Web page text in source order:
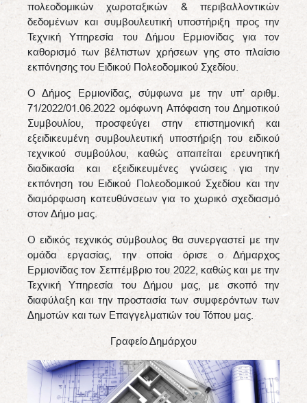
πολεοδομικών χωροταξικών & περιβαλλοντικών
δεδομένων και συμβουλευτική υποστήριξη προς την
Τεχνική Υπηρεσία του Δήμου Ερμιονίδας για τον
καθορισμό των βέλτιστων χρήσεων γης στο πλαίσιο
εκπόνησης του Ειδικού Πολεοδομικού Σχεδίου.
Ο Δήμος Ερμιονίδας, σύμφωνα με την υπ’ αριθμ.
71/2022/01.06.2022 ομόφωνη Απόφαση του Δημοτικού
Συμβουλίου, προσφεύγει στην επιστημονική και
εξειδικευμένη συμβουλευτική υποστήριξη του ειδικού
τεχνικού συμβούλου, καθώς απαιτείται ερευνητική
διαδικασία και εξειδικευμένες γνώσεις για την
εκπόνηση του Ειδικού Πολεοδομικού Σχεδίου και την
διαμόρφωση κατευθύνσεων για το χωρικό σχεδιασμό
στον Δήμο μας.
Ο ειδικός τεχνικός σύμβουλος θα συνεργαστεί με την
ομάδα εργασίας, την οποία όρισε ο Δήμαρχος
Ερμιονίδας τον Σεπτέμβριο του 2022, καθώς και με την
Τεχνική Υπηρεσία του Δήμου μας, με σκοπό την
διαφύλαξη και την προστασία των συμφερόντων των
Δημοτών και των Επαγγελματιών του Τόπου μας.
Γραφείο Δημάρχου